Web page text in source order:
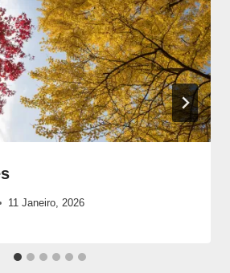
11 Janeiro, 2026